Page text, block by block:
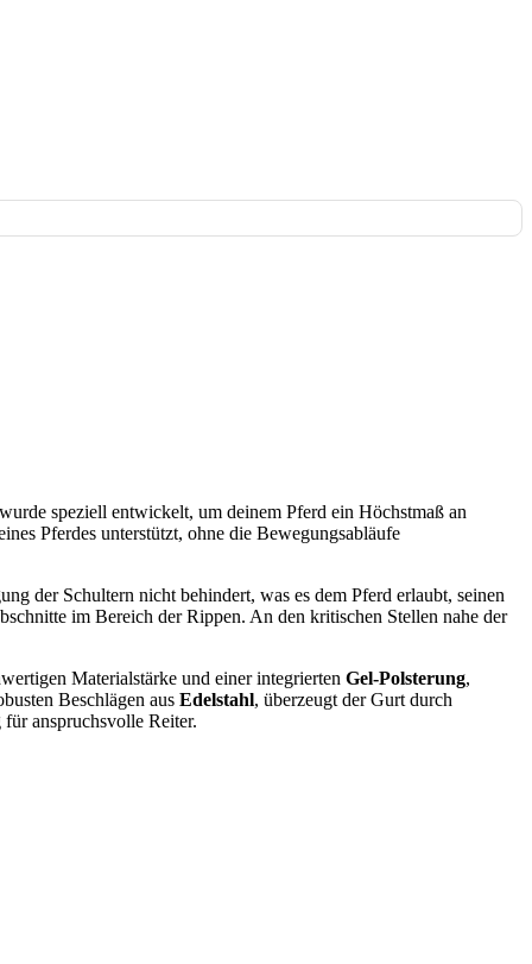
wurde speziell entwickelt, um deinem Pferd ein Höchstmaß an
Pferdes unterstützt, ohne die Bewegungsabläufe
der Schultern nicht behindert, was es dem Pferd erlaubt, seinen
im Bereich der Rippen. An den kritischen Stellen nahe der
Materialstärke und einer integrierten Gel-Polsterung,
Beschlägen aus Edelstahl, überzeugt der Gurt durch
anspruchsvolle Reiter.